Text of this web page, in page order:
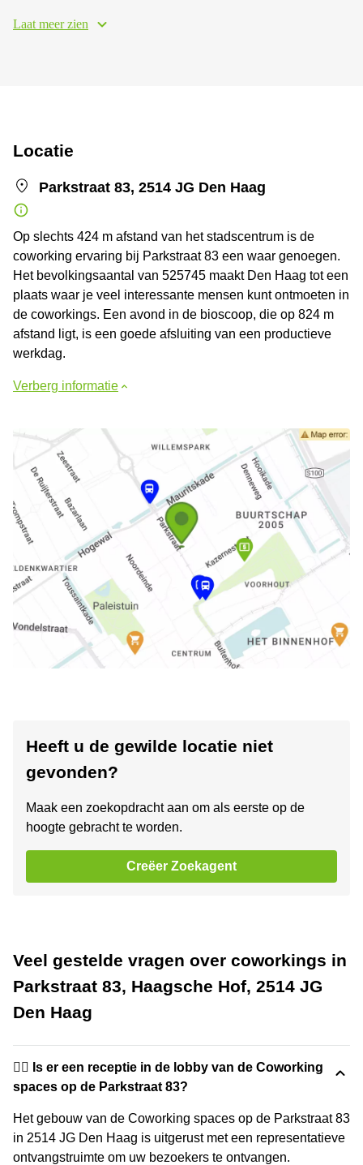
Laat meer zien
Locatie
Parkstraat 83, 2514 JG Den Haag
Op slechts 424 m afstand van het stadscentrum is de
coworking ervaring bij Parkstraat 83 een waar genoegen.
Het bevolkingsaantal van 525745 maakt Den Haag tot een
plaats waar je veel interessante mensen kunt ontmoeten in
de coworkings. Een avond in de bioscoop, die op 824 m
afstand ligt, is een goede afsluiting van een productieve
werkdag.
Verberg informatie
Heeft u de gewilde locatie niet
gevonden?
Maak een zoekopdracht aan om als eerste op de
hoogte gebracht te worden.
Creëer Zoekagent
Veel gestelde vragen over coworkings in
Parkstraat 83, Haagsche Hof, 2514 JG
Den Haag
🙋‍♀️ Is er een receptie in de lobby van de Coworking
spaces op de Parkstraat 83?
Het gebouw van de Coworking spaces op de Parkstraat 83
in 2514 JG Den Haag is uitgerust met een representatieve
ontvangstruimte om uw bezoekers te ontvangen.